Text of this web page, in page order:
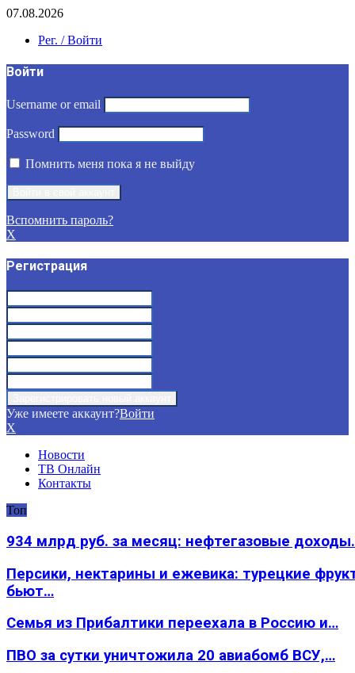
07.08.2026
Рег. / Войти
Войти
Username or email
Password
Помнить меня пока я не выйду
Вспомнить пароль?
X
Регистрация
Уже имеете аккаунт?Войти
X
Новости
ТВ Онлайн
Контакты
Топ
934 млрд руб. за месяц: нефтегазовые
Персики, нектарины и ежевика: турецкие
бьют…
Семья из Прибалтики переехала в Россию и…
ПВО за сутки уничтожила 20 авиабомб ВСУ,…